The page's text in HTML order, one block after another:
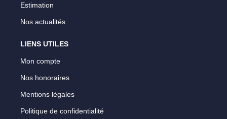
Estimation
Nos actualités
LIENS UTILES
Mon compte
Nos honoraires
Mentions légales
Politique de confidentialité